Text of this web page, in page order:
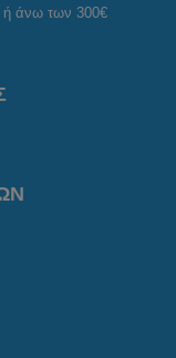
ή άνω των 300€